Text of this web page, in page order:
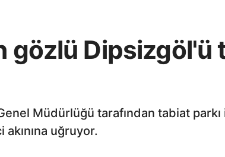
gözlü
Müdürlüğü tarafından tabiat
uğruyor.